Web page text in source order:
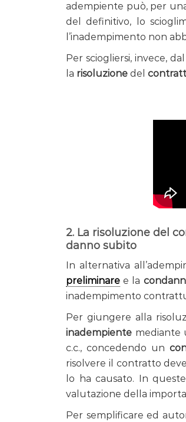
adempiente può, per
del definitivo, lo
l’inadempimento non
Per sciogliersi, invece,
la risoluzione del
2. La risoluzione del
danno subito
In alternativa
preliminare e la
inadempimento
Per giungere alla
inadempiente mediante
c.c., concedendo un
risolvere il contratto
lo ha causato. In
valutazione della
Per semplificare ed